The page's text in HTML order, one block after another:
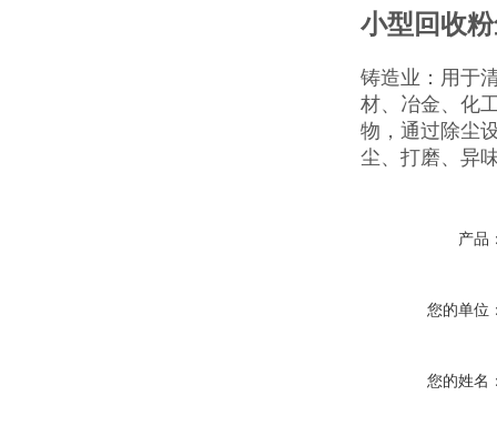
小型回收
铸造业：用于
材、冶金、化
物，通过除尘
尘、打磨、异
产品
您的单位
您的姓名